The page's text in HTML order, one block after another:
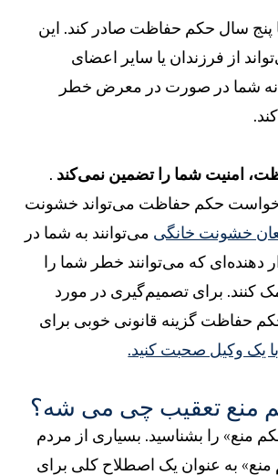
سال حکم حفاظت صادر کند. این
از فرزندان یا سایر اعضای
شما در صورت در معرض خطر
شما را تضمین نمی‌کند.
حکم حفاظت می‌تواند خشونت
خشونت خانگیمی‌توانند به شما در
که می‌توانند خطر شما را
برای تصمیم‌گیری در مورد
حفاظت گزینه قانونی خوبی برای
وکیل صحبت کنید.
تعقیب چی می شه؟
را بشناسید. بسیاری از مردم
به عنوان یک اصطلاح کلی برای